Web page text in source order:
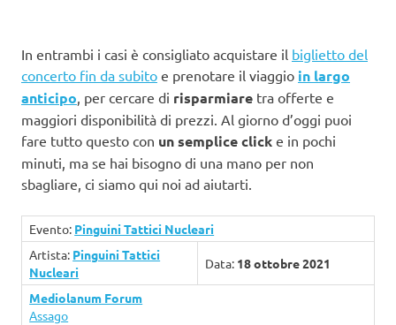
In entrambi i casi è consigliato acquistare il biglietto del
concerto fin da subito e prenotare il viaggio in largo
anticipo, per cercare di risparmiare tra offerte e
maggiori disponibilità di prezzi. Al giorno d’oggi puoi
fare tutto questo con un semplice click e in pochi
minuti, ma se hai bisogno di una mano per non
sbagliare, ci siamo qui noi ad aiutarti.
Evento: Pinguini Tattici Nucleari
Artista: Pinguini Tattici
Nucleari
Data: 18 ottobre 2021
Mediolanum Forum
Assago